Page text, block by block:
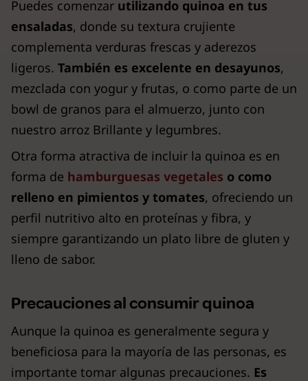
Puedes comenzar utilizando quinoa en tus
ensaladas, donde su textura crujiente
complementa verduras frescas y aderezos
ligeros. También es excelente en desayunos,
mezclada con yogur y frutas, o como parte de un
bowl de granos para el almuerzo, junto con
nuestro arroz Brillante y legumbres.
Otra forma atractiva de incluir la quinoa es en
forma de hamburguesas vegetales o como
relleno en pimientos y tomates, ofreciendo un
perfil nutritivo alto en proteínas y fibra, y
siempre garantizando un plato libre de gluten y
lleno de sabor.
Precauciones al consumir quinoa
Aunque la quinoa es generalmente segura y
beneficiosa para la mayoría de las personas, es
importante tomar algunas precauciones. Es